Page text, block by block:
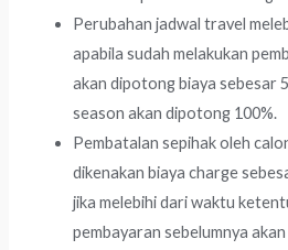
Perubahan jadwal travel
apabila sudah melakukan
akan dipotong biaya sebesar
season akan dipotong 100%.
Pembatalan sepihak oleh
dikenakan biaya charge
jika melebihi dari waktu
pembayaran sebelumnya